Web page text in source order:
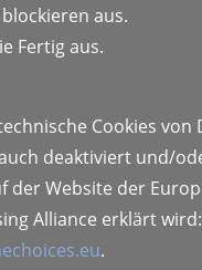
aus.
Fertig aus.
Cookies
deaktiviert und/
der Website der
Alliance erklärt wird:
.